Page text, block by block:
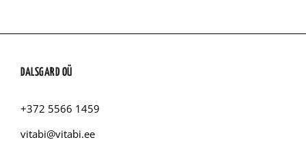
DALSGARD OÜ
+372 5566 1459
vitabi@vitabi.ee